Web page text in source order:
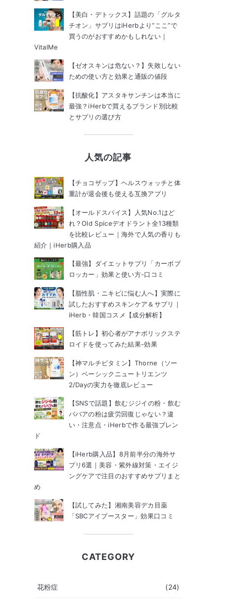
【美白・デトックス】話題の「グルタ
チオン」サプリはiHerbより“ここ”で
買うのがおすすめかもしれない｜
VitalMe
【ゼオスキンは危ない？】失敗しない
ための使い方と効果と通販の値段
【抗酸化】アスタキサンチンは本当に
最強？iHerbで買えるブランド別比較
とサプリの選び方
人気の記事
【チョコザップ】ヘルスウォッチと体
重計が退会後も使える互換アプリ
【オールドスパイス】人気No.1はど
れ？Old Spiceデオドラント全13種類
を比較レビュー｜海外で人気の香りも
紹介｜iHerb購入品
【最強】ダイエットサプリ「カーボブ
ロッカー」効果と使い方-口コミ
【脂性肌・ニキビに悩む人へ】実際に
試したおすすめスキンケア＆サプリ｜
iHerb・韓国コスメ【成分解析】
【筋トレ】初心者がアナボリックステ
ロイドを使ってみた結果-効果
【神マルチビタミン】Thorne（ソー
ン）ベーシックニュートリエンツ
2/Dayの実力を徹底レビュー
【SNSで話題】飲むジジイの粉・飲む
ババアの粉は疲労回復じゃない？違
い・注意点・iHerbで作る最強ブレン
ド
【iHerb購入品】8月前半分の海外サ
プリ6選｜美容・紫外線対策・エイジ
ングケアで注目のおすすめサプリまと
め
【試してみた】湘南美容デカ目薬
「SBCアイブースター」効果口コミ
CATEGORY
花粉症 (24)